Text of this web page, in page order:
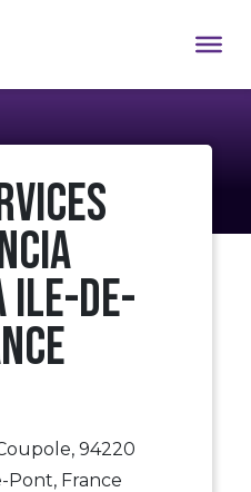
Ile-de-
94220
France